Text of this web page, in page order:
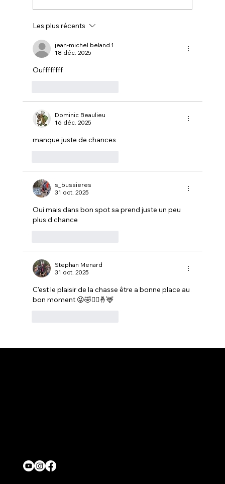
chasse réussie au chevreuil et à
l'orignal
Les plus récents
jean-michel.beland.1
18 déc. 2025
Ouffffffff
Dominic Beaulieu
16 déc. 2025
manque juste de chances
s_bussieres
31 oct. 2025
Oui mais dans bon spot sa prend juste un peu
plus d chance
Stephan Menard
31 oct. 2025
C'est le plaisir de la chasse être a bonne place au
bon moment 😜🤣🤷‍♂️🤞🦌